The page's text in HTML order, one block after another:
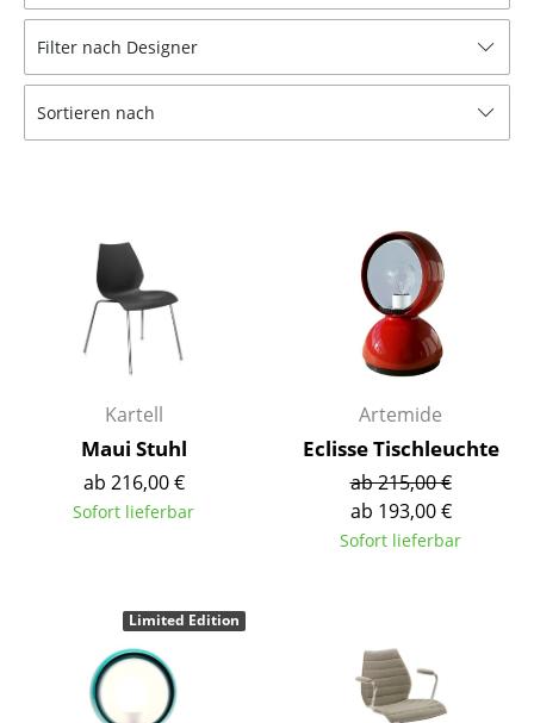
Bänke & Liegen
Sitzsäcke
Schaukelstühle
Bürodrehstühle
Konferenzstühle
Bürosessel
Einzelteile
... alle Sitzmöbel
Esstische
Beistelltische
Couchtische
Filter nach Designer
Sortieren nach
Kartell
Maui Stuhl
ab 216,00 €
Sofort lieferbar
Artemide
Eclisse Tischleuchte
ab 215,00 €
ab 193,00 €
Sofort lieferbar
Limited Edition